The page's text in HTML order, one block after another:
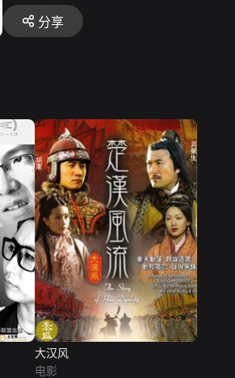
分享
大汉风
电影